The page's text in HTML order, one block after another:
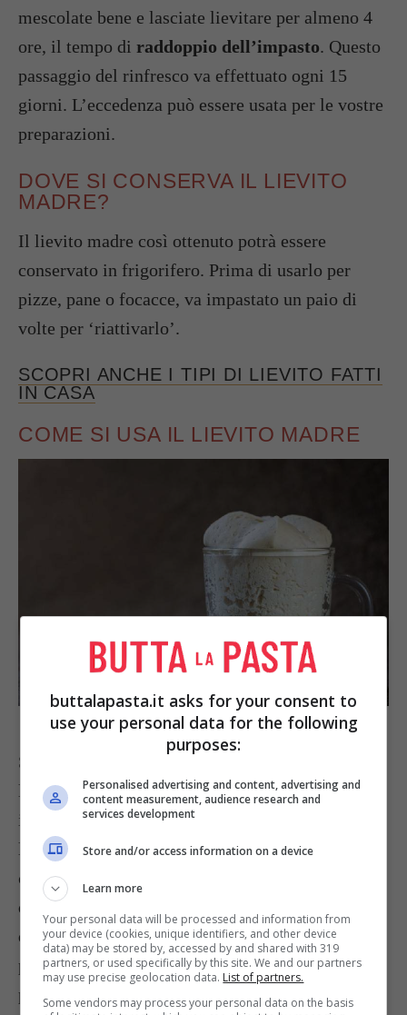
mescolate bene e lasciate lievitare per almeno 4
ore, il tempo di raddoppio dell’impasto. Questo
passaggio del rinfresco va effettuato ogni 15
giorni. L’eccedenza può essere usata per le vostre
preparazioni.
DOVE SI CONSERVA IL LIEVITO
MADRE?
Il lievito madre così ottenuto potrà essere
conservato in frigorifero. Prima di usarlo per
pizze, pane o focacce, va impastato un paio di
volte per ‘riattivarlo’.
SCOPRI ANCHE I TIPI DI LIEVITO FATTI
IN CASA
COME SI USA IL LIEVITO MADRE
Foto Shutterstock | Zagorulko Inka
Se la maggior parte delle ricette prevede
l’utilizzo di lievito di birra o secco, per utilizzare
il lievito madre dobbiamo capire come regolarne
le dosi persostituire il lievito madre alla giusta
quantità di lievito di birra
quindi una dose media, una quantità frutto
dell’esperienza e del confronto tra varie fonti,
proprio perché è un po’ difficile individuarla con
precisione, dipendendo dal grado di umidità della
buttalapasta.it asks for your consent to
use your personal data for the following
purposes:
Personalised advertising and content, advertising and
content measurement, audience research and
services development
Store and/or access information on a device
Learn more
Your personal data will be processed and information from
your device (cookies, unique identifiers, and other device
data) may be stored by, accessed by and shared with 319
partners, or used specifically by this site. We and our partners
may use precise geolocation data. List of partners.
Some vendors may process your personal data on the basis